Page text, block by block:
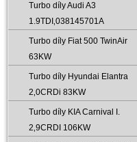
Turbo díly Audi A3
1.9TDI‚038145701A
Turbo díly Fiat 500 TwinAir
63KW
Turbo díly Hyundai Elantra
2‚0CRDi 83KW
Turbo díly KIA Carnival I.
2‚9CRDI 106KW